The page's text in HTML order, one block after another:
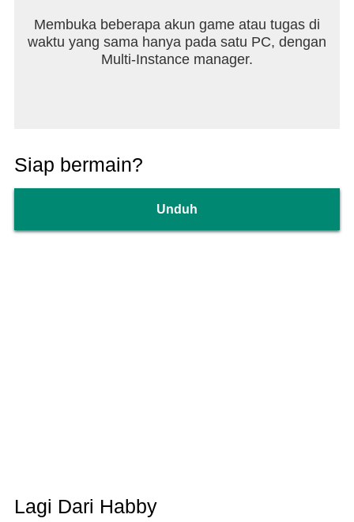
Membuka beberapa akun game atau tugas di
waktu yang sama hanya pada satu PC, dengan
Multi-Instance manager.
Siap bermain?
Unduh
Lagi Dari Habby